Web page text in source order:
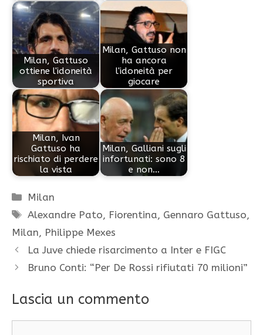
Milan, Gattuso
ottiene l'idoneità
sportiva
Milan, Gattuso non
ha ancora
l'idoneità per
giocare
Milan, Ivan
Gattuso ha
rischiato di perdere
la vista
Milan, Galliani sugli
infortunati: sono 8
e non…
Categorie
Milan
Tag
Alexandre Pato, Fiorentina, Gennaro Gattuso,
Milan, Philippe Mexes
La Juve chiede risarcimento a Inter e FIGC
Bruno Conti: “Per De Rossi rifiutati 70 milioni”
Lascia un commento